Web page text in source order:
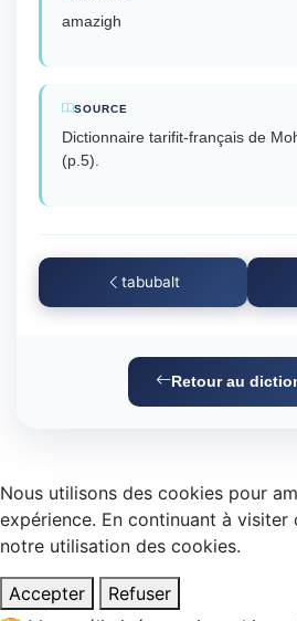
amazigh
SOURCE
Dictionnaire tarifit-français de
(p.5).
tabubalt
Retour au
Nous utilisons des cookies pour
expérience. En continuant à
notre utilisation des cookies.
Accepter
Refuser